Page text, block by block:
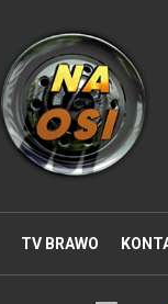
TV BRAWO